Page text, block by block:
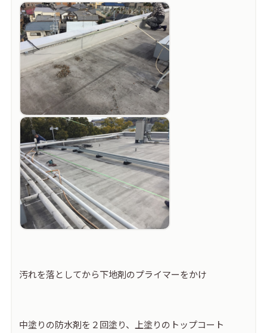
汚れを落としてから下地剤のプライマーをかけ
中塗りの防水剤を２回塗り、上塗りのトップコート